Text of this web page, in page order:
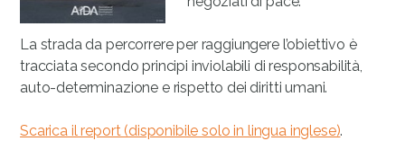
La strada da percorrere per raggiungere l’obiettivo è
tracciata secondo principi inviolabili di responsabilità,
auto-determinazione e rispetto dei diritti umani.
Scarica il report (disponibile solo in lingua inglese).